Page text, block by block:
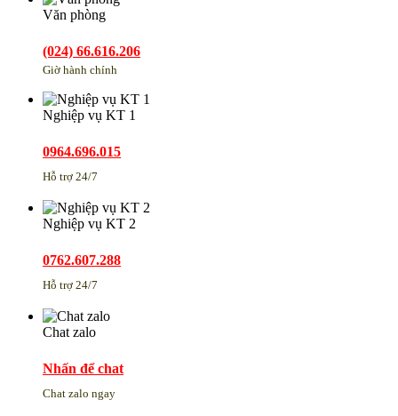
Văn phòng
(024) 66.616.206
Giờ hành chính
Nghiệp vụ KT 1
0964.696.015
Hỗ trợ 24/7
Nghiệp vụ KT 2
0762.607.288
Hỗ trợ 24/7
Chat zalo
Nhấn để chat
Chat zalo ngay